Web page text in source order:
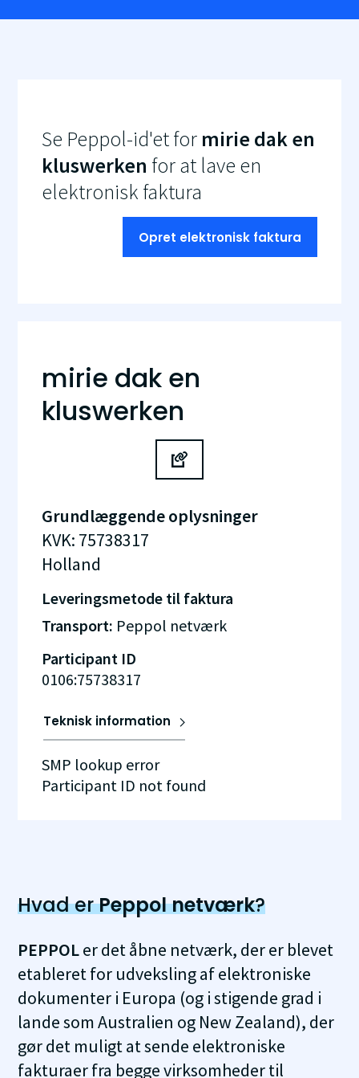
Se Peppol-id'et for mirie dak en
kluswerken for at lave en
elektronisk faktura
Opret elektronisk faktura
mirie dak en
kluswerken
Grundlæggende oplysninger
KVK: 75738317
Holland
Leveringsmetode til faktura
Transport: Peppol netværk
Participant ID
0106:75738317
Teknisk information
SMP lookup error
Participant ID not found
Hvad erPeppol netværk?
PEPPOLer det åbne netværk, der er blevet
etableret for udveksling af elektroniske
dokumenter i Europa (og i stigende grad i
lande som Australien og New Zealand), der
gør det muligt at sende elektroniske
fakturaer fra begge virksomheder til